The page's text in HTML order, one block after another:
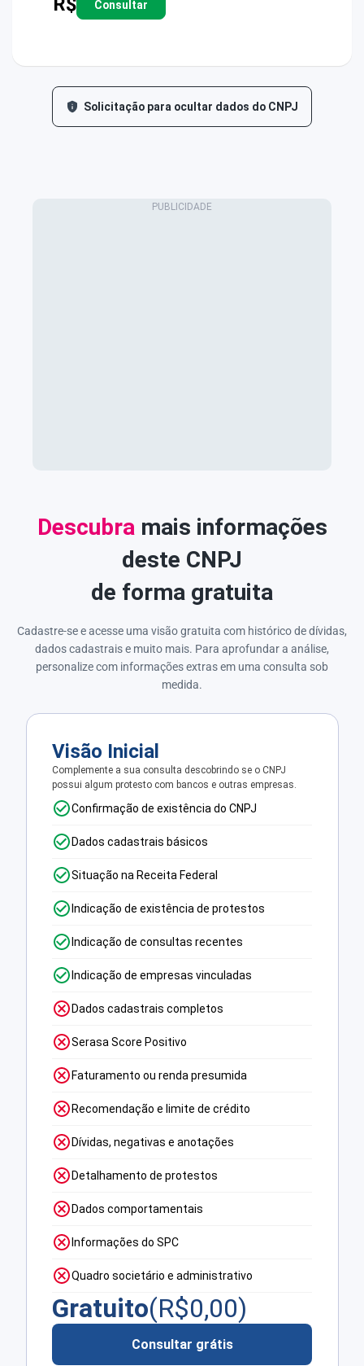
Consultar
Solicitação para ocultar dados do CNPJ
Descubramais informações
deste CNPJ
de forma gratuita
Cadastre-se e acesse uma visão gratuita com histórico de dívidas,
dados cadastrais e muito mais. Para aprofundar a análise,
personalize com informações extras em uma consulta sob
medida.
Visão Inicial
Complemente a sua consulta descobrindo se o CNPJ
possui algum protesto com bancos e outras empresas.
Confirmação de existência do CNPJ
Dados cadastrais básicos
Situação na Receita Federal
Indicação de existência de protestos
Indicação de consultas recentes
Indicação de empresas vinculadas
Dados cadastrais completos
Serasa Score Positivo
Faturamento ou renda presumida
Recomendação e limite de crédito
Dívidas, negativas e anotações
Detalhamento de protestos
Dados comportamentais
Informações do SPC
Quadro societário e administrativo
Gratuito(R$0,00)
Consultar grátis